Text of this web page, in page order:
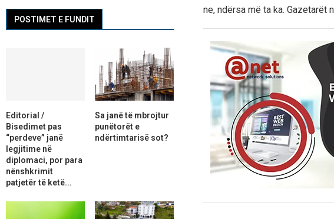
ne, ndërsa më ta ka. Gazetarët
POSTIMET E FUNDIT
Editorial /
Bisedimet pas
“perdeve” janë
legjitime në
diplomaci, por para
nënshkrimit
patjetër të ketë...
Sa janë të mbrojtur
punëtorët e
ndërtimtarisë sot?